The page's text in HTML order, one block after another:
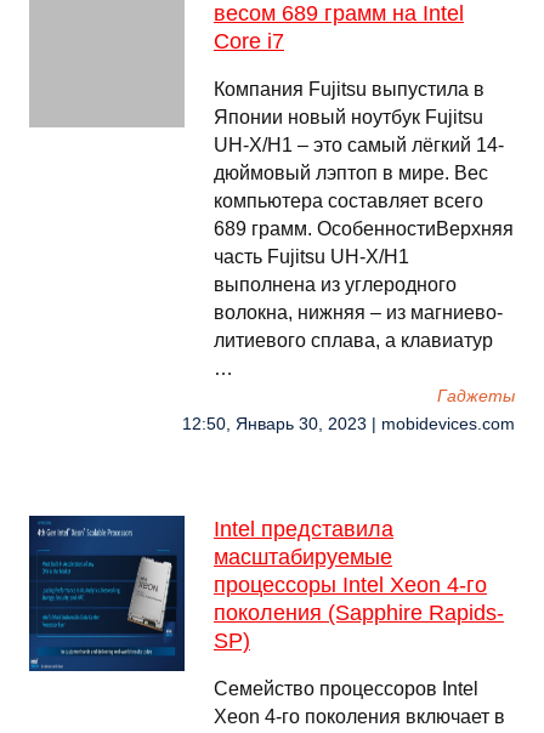
весом 689 грамм на Intel
Core i7
Компания Fujitsu выпустила в
Японии новый ноутбук Fujitsu
UH-X/H1 – это самый лёгкий 14-
дюймовый лэптоп в мире. Вес
компьютера составляет всего
689 грамм. ОсобенностиВерхняя
часть Fujitsu UH-X/H1
выполнена из углеродного
волокна, нижняя – из магниево-
литиевого сплава, а клавиатур
…
Гаджеты
12:50, Январь 30, 2023 | mobidevices.com
Intel представила
масштабируемые
процессоры Intel Xeon 4-го
поколения (Sapphire Rapids-
SP)
Семейство процессоров Intel
Xeon 4-го поколения включает в